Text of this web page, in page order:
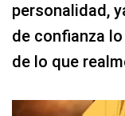
personalidad,
de confianza
de lo que